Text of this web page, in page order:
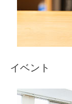
イベント